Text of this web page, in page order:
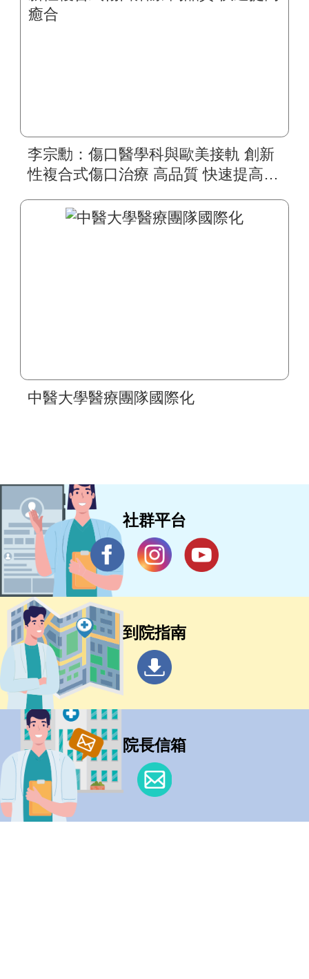
李宗勳：傷口醫學科與歐美接軌 創新
性複合式傷口治療 高品質 快速提高癒
中醫大學醫療團隊國際化
社群平台
到院指南
院長信箱